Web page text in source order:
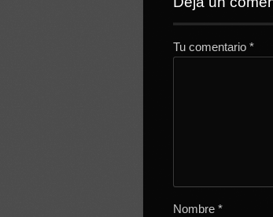
Tu comentario*
Nombre*